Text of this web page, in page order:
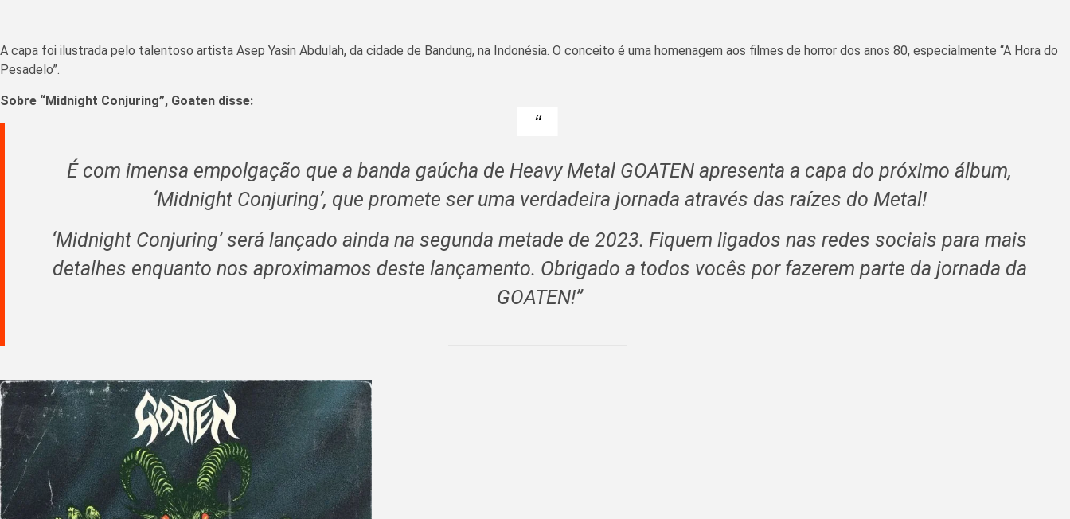
A capa foi ilustrada pelo talentoso artista Asep Yasin Abdulah, da cidade de Bandung, na Indonésia. O conceito é uma homenagem aos filmes de horror dos anos 80, especialmente “A Hora do
Pesadelo”.
Sobre “Midnight Conjuring”, Goaten disse:
É com imensa empolgação que a banda gaúcha de Heavy Metal GOATEN apresenta a capa do próximo álbum,
‘Midnight Conjuring’, que promete ser uma verdadeira jornada através das raízes do Metal!
‘Midnight Conjuring’ será lançado ainda na segunda metade de 2023. Fiquem ligados nas redes sociais para mais
detalhes enquanto nos aproximamos deste lançamento. Obrigado a todos vocês por fazerem parte da jornada da
GOATEN!”